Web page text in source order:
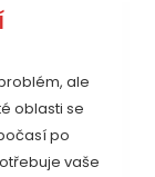
ale
oblasti se
po
vaše